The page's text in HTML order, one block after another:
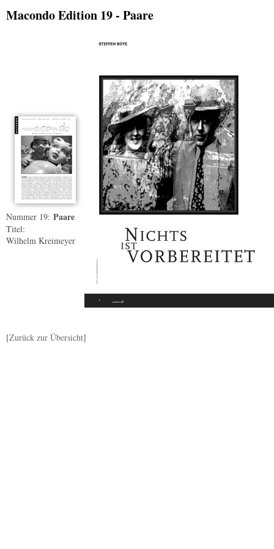
Macondo Edition 19 - Paare
Nummer 19: Paare
Titel:
Wilhelm Kreimeyer
[Zurück zur Übersicht]